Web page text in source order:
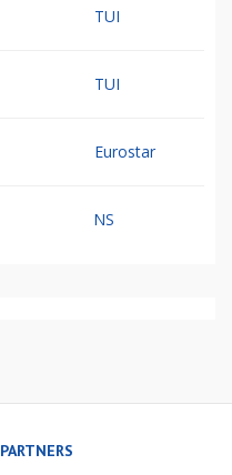
TUI
TUI
Eurostar
NS
PARTNERS